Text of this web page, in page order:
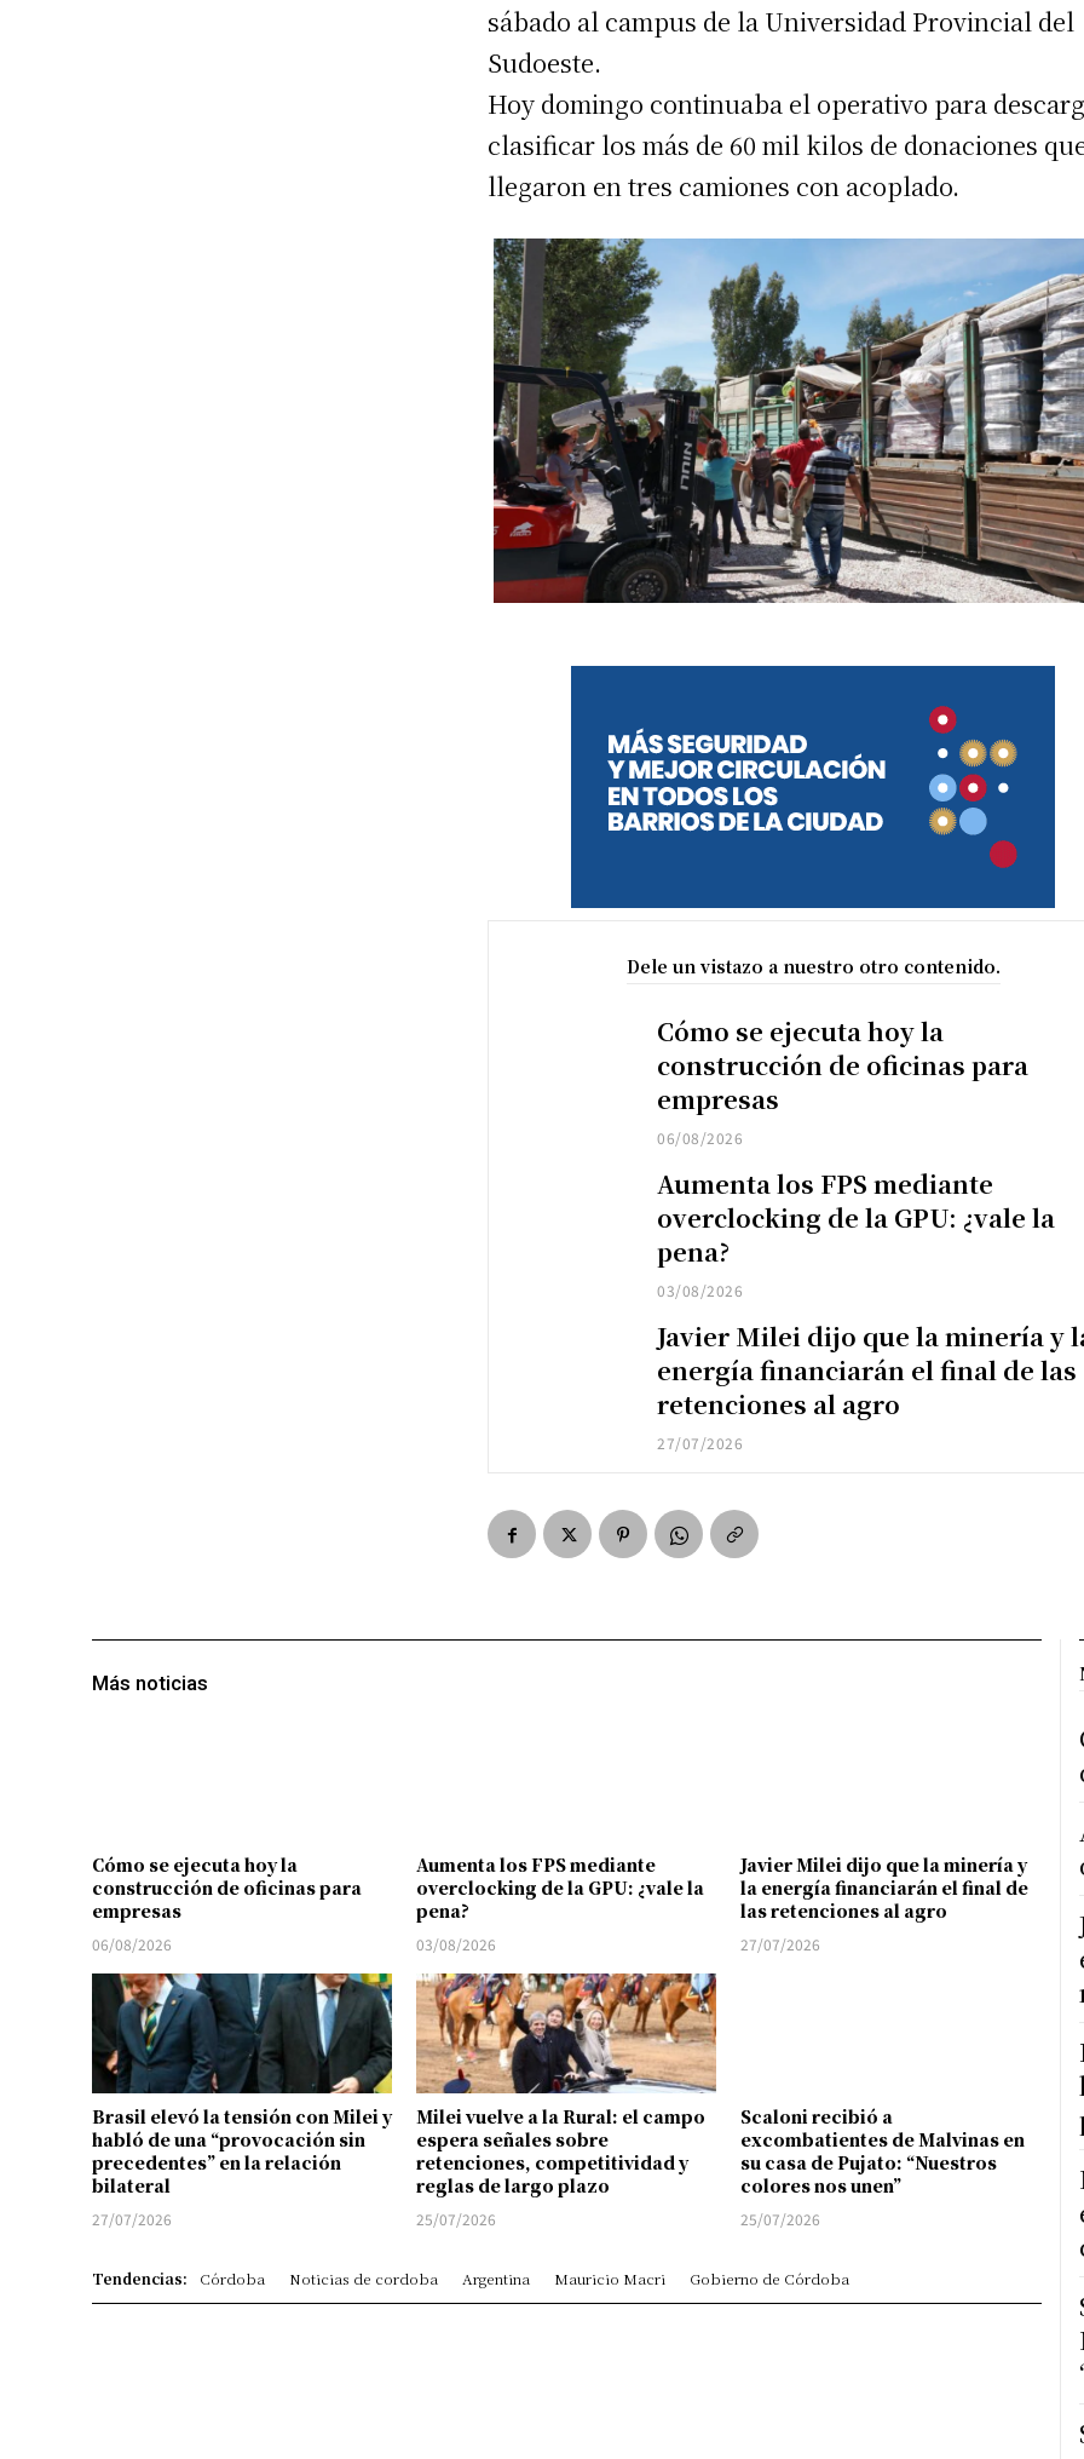
sábado al campus de la Universidad Provincial del
Sudoeste.
Hoy domingo continuaba el operativo para
clasificar los más de 60 mil kilos de donaciones
llegaron en tres camiones con acoplado.
Dele un vistazo a nuestro otro contenido.
Cómo se ejecuta hoy la
construcción de oficinas para
empresas
06/08/2026
Aumenta los FPS mediante
overclocking de la GPU: ¿vale la
pena?
03/08/2026
Javier Milei dijo que la minería y
energía financiarán el final de las
retenciones al agro
27/07/2026
Más noticias
Cómo se ejecuta hoy la
construcción de oficinas para
empresas
06/08/2026
Aumenta los FPS mediante
overclocking de la GPU: ¿vale la
pena?
03/08/2026
Javier Milei dijo que la minería y
la energía financiarán el final de
las retenciones al agro
27/07/2026
Brasil elevó la tensión con Milei y
habló de una “provocación sin
precedentes” en la relación
bilateral
27/07/2026
Milei vuelve a la Rural: el campo
espera señales sobre
retenciones, competitividad y
reglas de largo plazo
25/07/2026
Scaloni recibió a
excombatientes de Malvinas en
su casa de Pujato: “Nuestros
colores nos unen”
25/07/2026
Tendencias: Córdoba Noticias de cordoba Argentina Mauricio Macri Gobierno de Córdoba